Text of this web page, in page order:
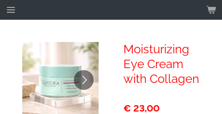
Ga
direct
hoofdinhoud
Moisturizing
Eye Cream
with Collagen
€ 23,00